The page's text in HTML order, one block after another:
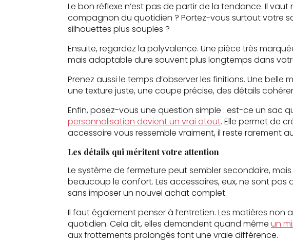
Le bon réflexe n’est pas de partir de la tendance. Il
compagnon du quotidien ? Portez-vous surtout votre
silhouettes plus souples ?
Ensuite, regardez la polyvalence. Une pièce très
mais adaptable dure souvent plus longtemps dans
Prenez aussi le temps d’observer les finitions. Une
une texture juste, une coupe précise, des détails
Enfin, posez-vous une question simple : est-ce un sac
personnalisation devient un vrai atout. Elle permet de
accessoire vous ressemble vraiment, il reste rarement
Les détails qui méritent votre attention
Le système de fermeture peut sembler secondaire,
beaucoup le confort. Les accessoires, eux, ne sont pas
sans imposer un nouvel achat complet.
Il faut également penser à l’entretien. Les matières
quotidien. Cela dit, elles demandent quand même un
aux frottements prolongés font une vraie différence.